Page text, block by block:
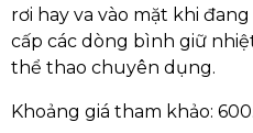
rơi hay va vào mặt khi
cấp các dòng bình giữ
thể thao chuyên dụng.
Khoảng giá tham khảo: